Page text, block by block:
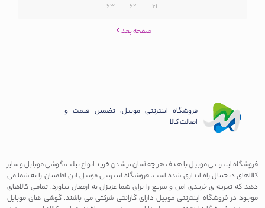
61
62
63
صفحه بعد
فروشگاه اینترنتی موبیل، تضمین قیمت و
اصالت کالا
فروشگاه اینترنتی موبیل با هدف هر چه آسان تر شدن خرید انواع تبلت، گوشی موبایل و سایر
کالاهای دیجیتال راه اندازی شده است. فروشگاه اینترنتی موبیل این اطمینان را به شما می
دهد که تجربه ی خریدی امن و سریع را برای شما عزیزان به ارمغان بیاورد. تمامی کالاهای
موجود در فروشگاه اینترنتی موبیل دارای گارانتی شرکتی می باشند. گوشی های موبایل